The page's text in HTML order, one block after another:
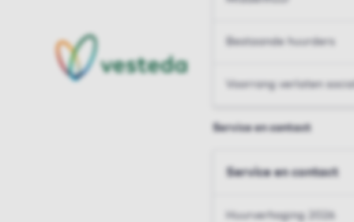
Bestaande huurders
Voorrang verlaten
Service en contact
Service en contact
Huurverhoging 2026